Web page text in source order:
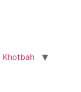
Khotbah